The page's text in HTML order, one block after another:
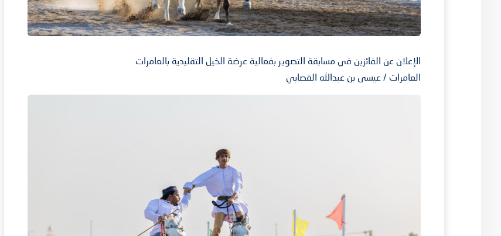
الإعلان عن الفائزين في مسابقة التصوير بفعالية عرضة الخيل التقليدية بالعامرات
العامرات / عيسى بن عبدالله القصابي